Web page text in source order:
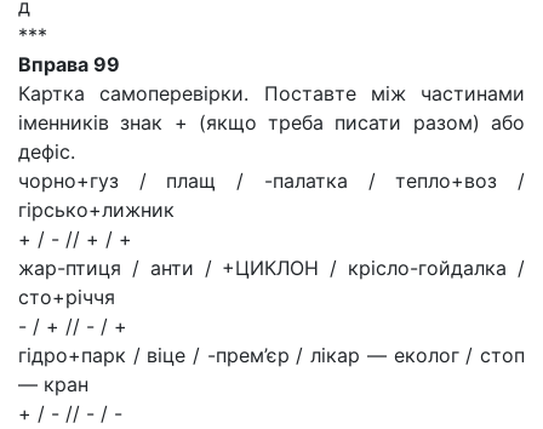
д
***
Вправа 99
Картка самоперевірки. Поставте між частинами
іменників знак + (якщо треба писати разом) або
дефіс.
чорно+гуз / плащ / -палатка / тепло+воз /
гірсько+лижник
+ / - // + / +
жар-птиця / анти / +ЦИКЛОН / крісло-гойдалка /
сто+річчя
- / + // - / +
гідро+парк / віце / -прем’єр / лікар — еколог / стоп
— кран
+ / - // - / -